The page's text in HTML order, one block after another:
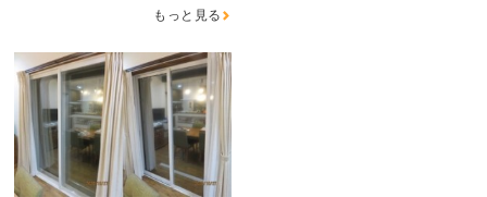
もっと見る